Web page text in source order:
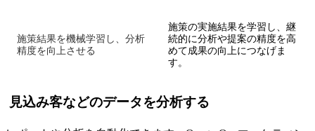
施策結果を機械学習し、分析
精度を向上させる
施策の実施結果を学習し、継
続的に分析や提案の精度を高
めて成果の向上につなげま
す。
見込み客などのデータを分析する